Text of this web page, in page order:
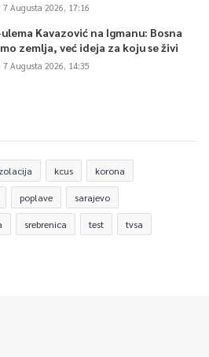
7 Augusta 2026, 17:16
Kavazović na Igmanu: Bosna
zemlja, već ideja za koju se živi
7 Augusta 2026, 14:35
kcus korona
poplave sarajevo
srebrenica test tvsa